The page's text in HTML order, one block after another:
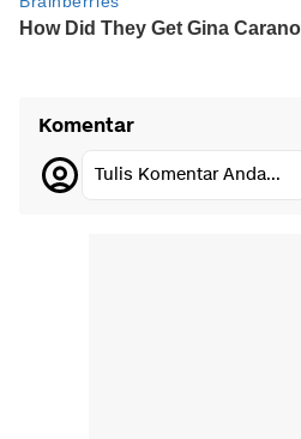
Komentar
Tulis Komentar Anda...